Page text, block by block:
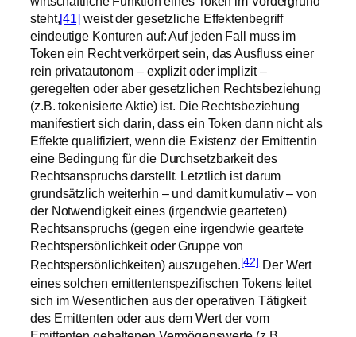
steht,[41] weist der gesetzliche Effektenbegriff
eindeutige Konturen auf: Auf jeden Fall muss im
Token ein Recht verkörpert sein, das Ausfluss einer
rein privatautonom – explizit oder implizit –
geregelten oder aber gesetzlichen Rechtsbeziehung
(z.B. tokenisierte Aktie) ist. Die Rechtsbeziehung
manifestiert sich darin, dass ein Token dann nicht als
Effekte qualifiziert, wenn die Existenz der Emittentin
eine Bedingung für die Durchsetzbarkeit des
Rechtsanspruchs darstellt. Letztlich ist darum
grundsätzlich weiterhin – und damit kumulativ – von
der Notwendigkeit eines (irgendwie gearteten)
Rechtsanspruchs (gegen eine irgendwie geartete
Rechtspersönlichkeit oder Gruppe von
Rechtspersönlichkeiten) auszugehen.[42]Der Wert
eines solchen emittentenspezifischen Tokens leitet
sich im Wesentlichen aus der operativen Tätigkeit
des Emittenten oder aus dem Wert der vom